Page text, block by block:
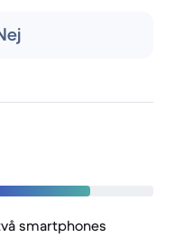
smartphones